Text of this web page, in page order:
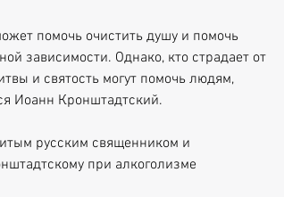
помочь очистить душу и помочь
зависимости. Однако, кто страдает от
и святость могут помочь людям,
Иоанн Кронштадтский.
русским священником и
при алкоголизме